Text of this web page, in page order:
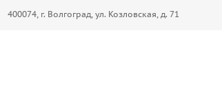
400074, г. Волгоград, ул. Козловская, д. 71